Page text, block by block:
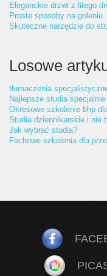
Eleganckie drzwi z litego
Proste sposoby na golenie
Skuteczne narzędzie do
Losowe
tłumaczenia
Najlepsze studia
Okresowe szkolenie bhp
Studia dziennikarskie i nie
Jak wybrać studia?
Fachowe szkolenia dla